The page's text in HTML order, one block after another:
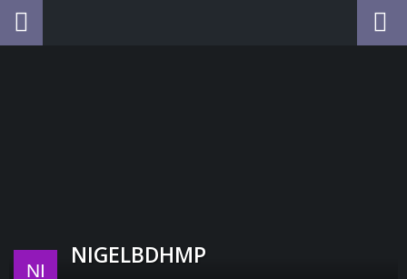
NIGELBDHMP